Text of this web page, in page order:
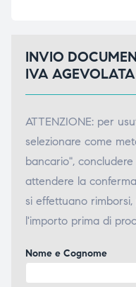
INVIO
IVA AGEVOLATA
ATTENZIONE: per
selezionare come
bancario",
attendere la
si effettuano
l'importo prima di
Nome e Cognome